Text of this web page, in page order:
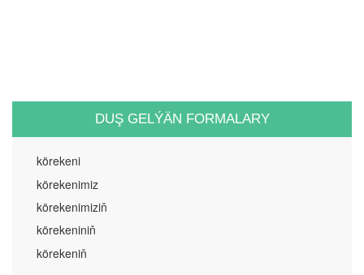
DUŞ GELÝÄN FORMALARY
körekeni
körekenimiz
körekenimiziň
körekeniniň
körekeniň